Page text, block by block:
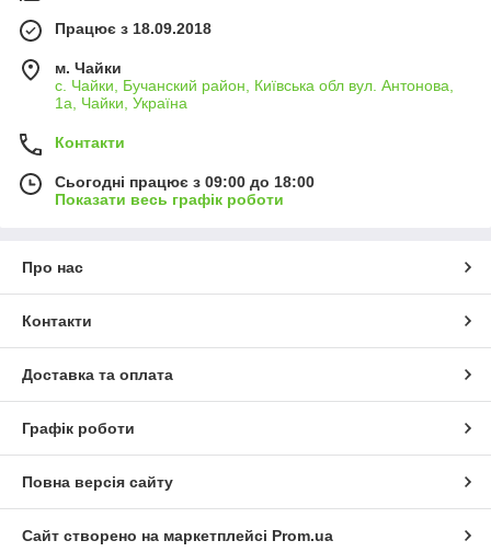
Працює з 18.09.2018
м. Чайки
с. Чайки, Бучанский район, Київська обл вул. Антонова,
1а, Чайки, Україна
Контакти
Сьогодні працює з 09:00 до 18:00
Показати весь графік роботи
Про нас
Контакти
Доставка та оплата
Графік роботи
Повна версія сайту
Сайт створено на маркетплейсі Prom.ua